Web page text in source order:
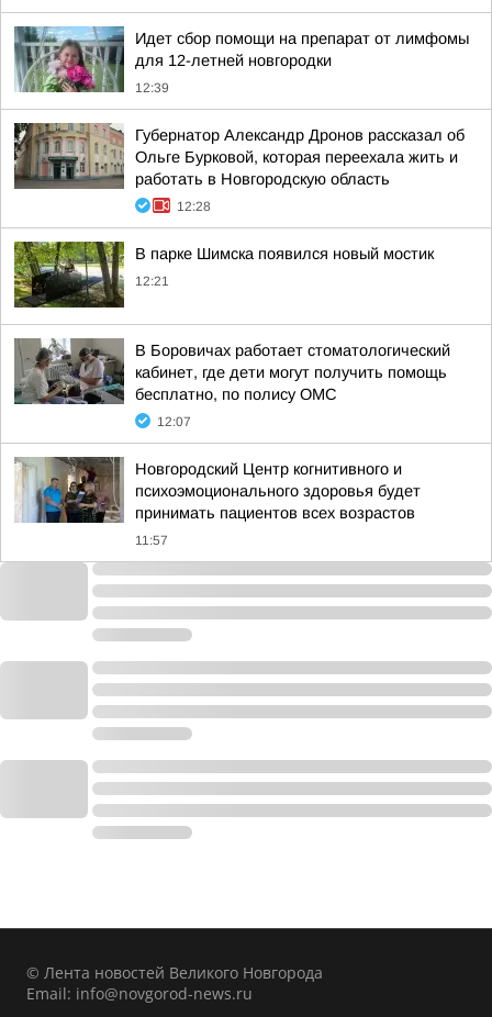
Идет сбор помощи на препарат от лимфомы
для 12-летней новгородки
12:39
Губернатор Александр Дронов рассказал об
Ольге Бурковой, которая переехала жить и
работать в Новгородскую область
12:28
В парке Шимска появился новый мостик
12:21
В Боровичах работает стоматологический
кабинет, где дети могут получить помощь
бесплатно, по полису ОМС
12:07
Новгородский Центр когнитивного и
психоэмоционального здоровья будет
принимать пациентов всех возрастов
11:57
© Лента новостей Великого Новгорода
Email: info@novgorod-news.ru